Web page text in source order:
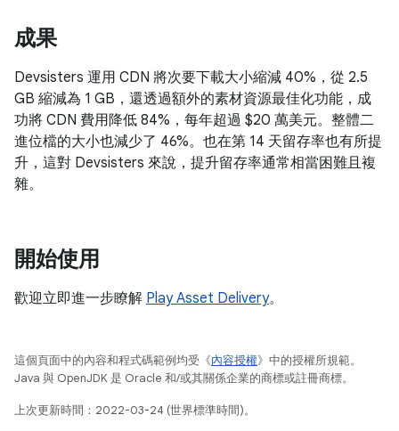
成果
Devsisters 運用 CDN 將次要下載大小縮減 40%，從 2.5
GB 縮減為 1 GB，還透過額外的素材資源最佳化功能，成
功將 CDN 費用降低 84%，每年超過 $20 萬美元。整體二
進位檔的大小也減少了 46%。也在第 14 天留存率也有所提
升，這對 Devsisters 來說，提升留存率通常相當困難且複
雜。
開始使用
歡迎立即進一步瞭解 Play Asset Delivery。
這個頁面中的內容和程式碼範例均受《內容授權》中的授權所規範。
Java 與 OpenJDK 是 Oracle 和/或其關係企業的商標或註冊商標。
上次更新時間：2022-03-24 (世界標準時間)。